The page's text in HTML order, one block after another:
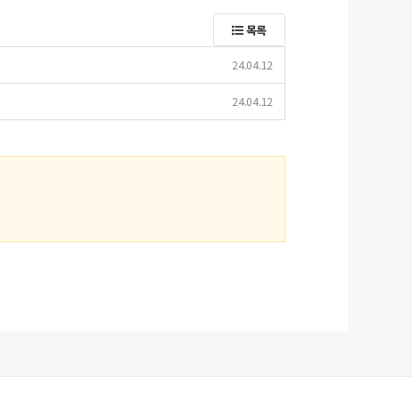
목록
24.04.12
24.04.12